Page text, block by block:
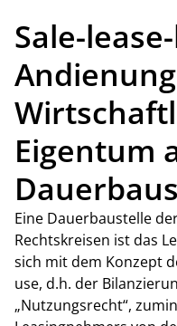
Sale-
Eigentum
Eine Dauerbaustelle
Rechtskreisen ist das
sich mit dem Konzept
use, d.h. der
„Nutzungsrecht“,